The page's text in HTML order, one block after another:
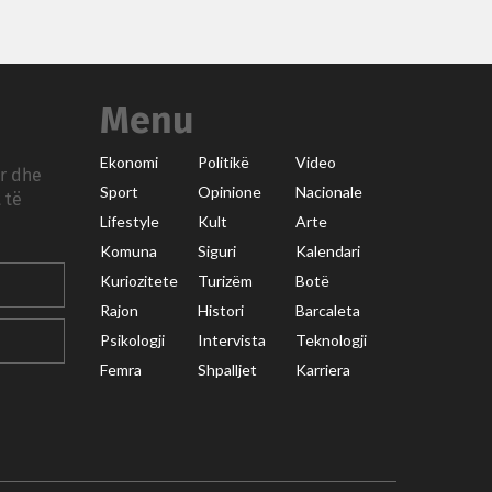
dhe
të
Menu
Ekonomi Politikë
Video
Sport
Opinione
Nacionale
Lifestyle
Kult
Arte
Komuna
Siguri
Kalendari
Kuriozitete
Turizëm
Botë
Rajon
Histori
Barcaleta
Psikologji
Intervista
Teknologji
Femra
Shpalljet Karriera